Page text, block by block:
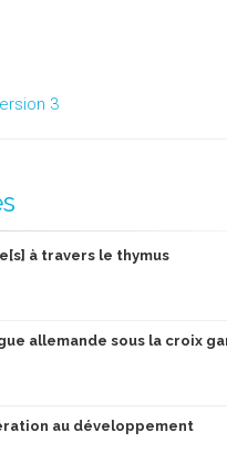
3
à travers le thymus
allemande sous la croix
au développement